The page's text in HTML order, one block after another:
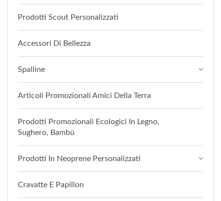
Prodotti Scout Personalizzati
Accessori Di Bellezza
Spalline
Articoli Promozionali Amici Della Terra
Prodotti Promozionali Ecologici In Legno,
Sughero, Bambù
Prodotti In Neoprene Personalizzati
Cravatte E Papillon